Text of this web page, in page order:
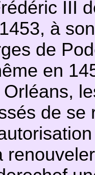
III
à
de
en
Orléans,
de se